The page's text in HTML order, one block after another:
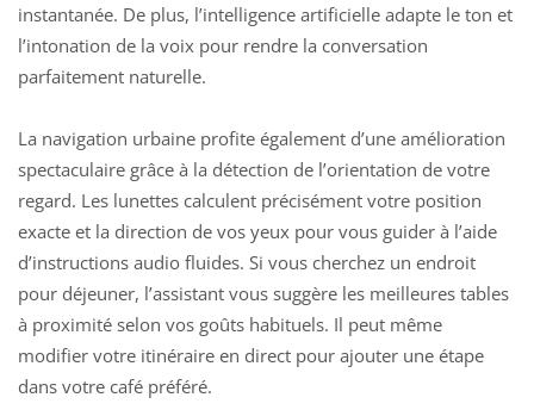
instantanée. De plus, l’intelligence artificielle adapte le ton et
l’intonation de la voix pour rendre la conversation
parfaitement naturelle.
La navigation urbaine profite également d’une amélioration
spectaculaire grâce à la détection de l’orientation de votre
regard. Les lunettes calculent précisément votre position
exacte et la direction de vos yeux pour vous guider à l’aide
d’instructions audio fluides. Si vous cherchez un endroit
pour déjeuner, l’assistant vous suggère les meilleures tables
à proximité selon vos goûts habituels. Il peut même
modifier votre itinéraire en direct pour ajouter une étape
dans votre café préféré.